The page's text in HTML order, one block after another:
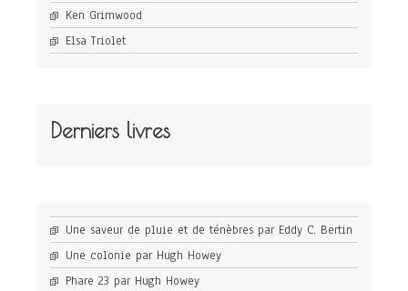
Ken Grimwood
Elsa Triolet
Derniers livres
Une saveur de pluie et de ténèbres par Eddy C. Bertin
Une colonie par Hugh Howey
Phare 23 par Hugh Howey